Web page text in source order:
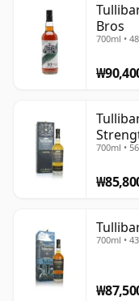
Bros
700ml •
700ml •
700ml •